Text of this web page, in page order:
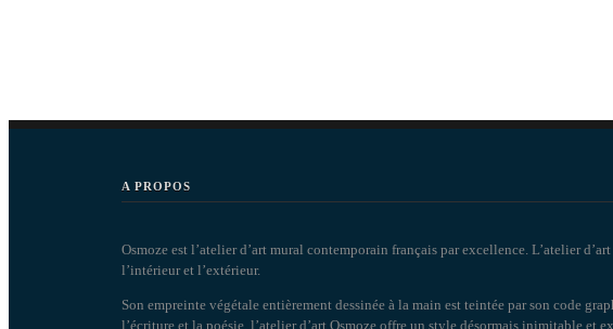
A PROPOS
Osmoze est l’atelier d’art mural contemporain français par excellence. L’atelier
l’intérieur et l’extérieur.
Son empreinte végétale entièrement dessinée à la main est teintée par son code
l’écriture et la poésie, l’atelier d’art Osmoze offre un style désormais inimitable et